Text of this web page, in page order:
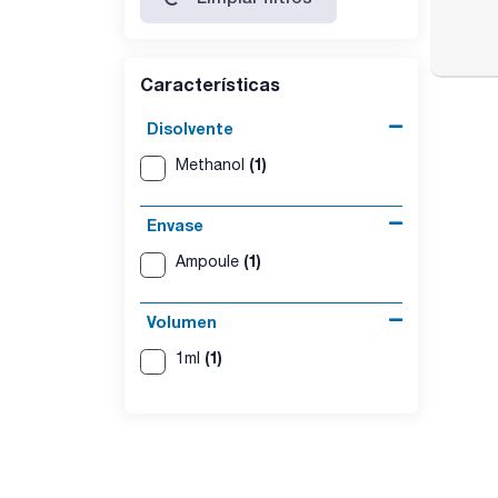
Características
Disolvente
Methanol (1)
Envase
Ampoule (1)
Volumen
1ml (1)